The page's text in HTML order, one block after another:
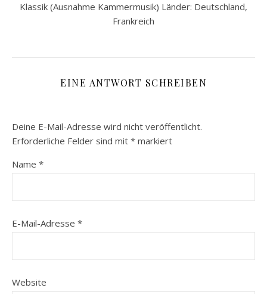
Klassik (Ausnahme Kammermusik) Länder: Deutschland,
Frankreich
EINE ANTWORT SCHREIBEN
Deine E-Mail-Adresse wird nicht veröffentlicht.
Erforderliche Felder sind mit * markiert
Name *
E-Mail-Adresse *
Website